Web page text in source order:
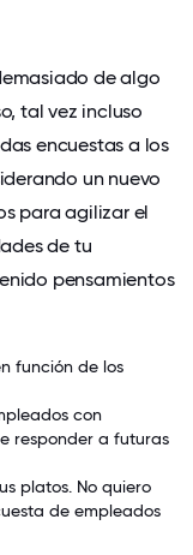
de algo
tal vez incluso
encuestas a los
un nuevo
para agilizar el
de tu
pensamientos
función de los
con
responder a futuras
platos. No quiero
de empleados